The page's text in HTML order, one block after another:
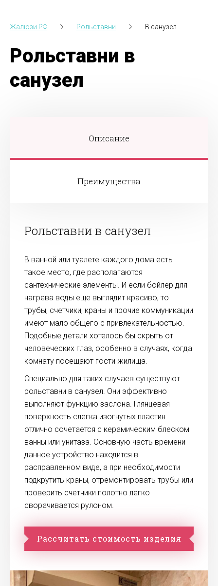
Жалюзи.РФ Рольставни В санузел
Рольставни в
санузел
Описание
Преимущества
Рольставни в санузел
В ванной или туалете каждого дома есть
такое место, где располагаются
сантехнические элементы. И если бойлер для
нагрева воды еще выглядит красиво, то
трубы, счетчики, краны и прочие коммуникации
имеют мало общего с привлекательностью.
Подобные детали хотелось бы скрыть от
человеческих глаз, особенно в случаях, когда
комнату посещают гости жилища.
Специально для таких случаев существуют
рольставни в санузел. Они эффективно
выполняют функцию заслона. Глянцевая
поверхность слегка изогнутых пластин
отлично сочетается с керамическим блеском
ванны или унитаза. Основную часть времени
данное устройство находится в
расправленном виде, а при необходимости
подкрутить краны, отремонтировать трубы или
проверить счетчики полотно легко
сворачивается рулоном.
Рассчитать стоимость изделия